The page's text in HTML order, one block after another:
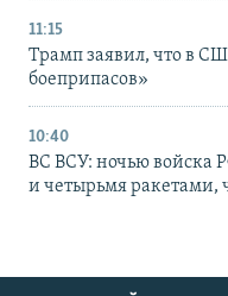
11:15
Трамп заявил, что в
боеприпасов»
10:40
ВС ВСУ: ночью войска
и четырьмя ракетами,